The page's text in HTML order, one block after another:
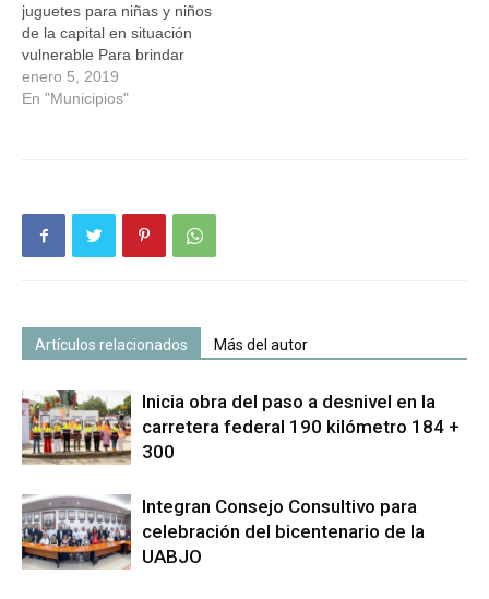
juguetes para niñas y niños
de la capital en situación
vulnerable Para brindar
alegría a la niñez de la
Verde Antequera en este
enero 5, 2019
En "Municipios"
Artículos relacionados Más del autor
Inicia obra del paso a desnivel en la
carretera federal 190 kilómetro 184 +
300
Integran Consejo Consultivo para
celebración del bicentenario de la
UABJO